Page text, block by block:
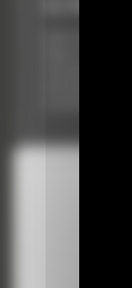
Łyżki Cat do
odporne i
zaprojektowane
niezawodności
w przeliczeniu na